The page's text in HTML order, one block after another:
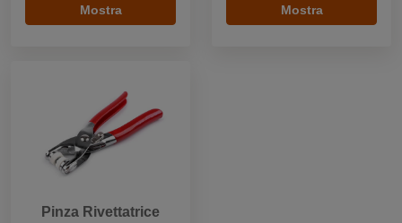
Mostra Mostra
Pinza Rivettatrice